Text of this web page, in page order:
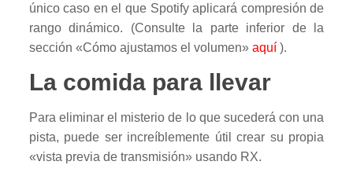
único caso en el que Spotify aplicará compresión de
rango dinámico. (Consulte la parte inferior de la
sección «Cómo ajustamos el volumen» aquí).
La comida para llevar
Para eliminar el misterio de lo que sucederá con una
pista, puede ser increíblemente útil crear su propia
«vista previa de transmisión» usando RX.